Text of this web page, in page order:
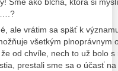
Sme ako blcha, ktorá si
ale vrátim sa späť k
všetkým plnoprávnym
od chvíle, nech to už bolo
prestali sme sa o účasť